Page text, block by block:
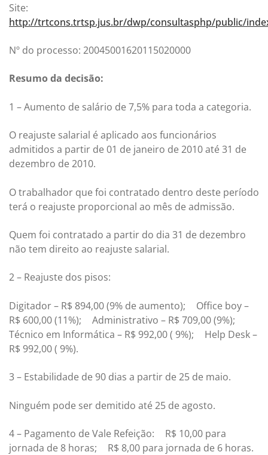
Site:
http://trtcons.trtsp.jus.br/dwp/consultasphp/public/
Nº do processo: 20045001620115020000
Resumo da decisão:
1 – Aumento de salário de 7,5% para toda a categoria.
O reajuste salarial é aplicado aos funcionários
admitidos a partir de 01 de janeiro de 2010 até 31 de
dezembro de 2010.
O trabalhador que foi contratado dentro deste período
terá o reajuste proporcional ao mês de admissão.
Quem foi contratado a partir do dia 31 de dezembro
não tem direito ao reajuste salarial.
2 – Reajuste dos pisos:
Digitador – R$ 894,00 (9% de aumento); Office boy –
R$ 600,00 (11%); Administrativo – R$ 709,00 (9%);
Técnico em Informática – R$ 992,00 ( 9%); Help Desk –
R$ 992,00 ( 9%).
3 – Estabilidade de 90 dias a partir de 25 de maio.
Ninguém pode ser demitido até 25 de agosto.
4 – Pagamento de Vale Refeição: R$ 10,00 para
jornada de 8 horas; R$ 8,00 para jornada de 6 horas.